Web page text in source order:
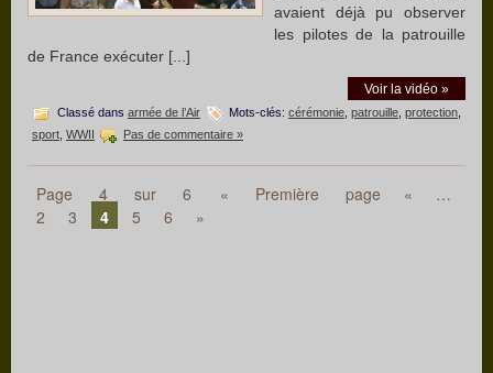
avaient déjà pu observer
les pilotes de la patrouille
de France exécuter [...]
Voir la vidéo »
Classé dans armée de l’Air Mots-clés: cérémonie patrouille protection
sport WWII Pas de commentaire »
Page 4 sur 6 « Première page «
…
2
3 4 5 6 »